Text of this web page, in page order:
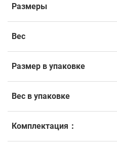
Размеры
Вес
Размер в упаковке
Вес в упаковке
Комплектация：